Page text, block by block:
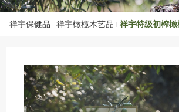
祥宇保健品 祥宇橄榄木艺品 祥宇特级初榨橄